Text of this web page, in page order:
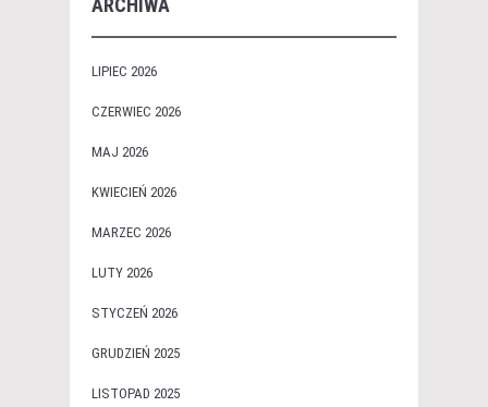
LIPIEC 2026
CZERWIEC 2026
MAJ 2026
KWIECIEŃ 2026
MARZEC 2026
LUTY 2026
STYCZEŃ 2026
GRUDZIEŃ 2025
LISTOPAD 2025